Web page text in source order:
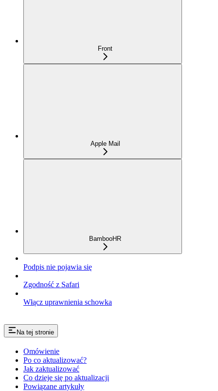
Front
Apple Mail
BambooHR
Podpis nie pojawia się
Zgodność z Safari
Włącz uprawnienia schowka
Na tej stronie
Omówienie
Po co aktualizować?
Jak zaktualizować
Co dzieje się po aktualizacji
Powiązane artykuły